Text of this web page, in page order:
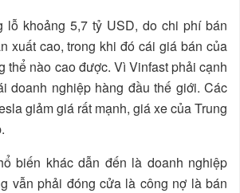
lỗ khoảng 5,7 tỷ USD, do chi phí bán
xuất cao, trong khi đó cái giá bán của
thể nào cao được. Vì Vinfast phải cạnh
doanh nghiệp hàng đầu thế giới. Các
giảm giá rất mạnh, giá xe của Trung
biến khác dẫn đến là doanh nghiệp
vẫn phải đóng cửa là công nợ là bán